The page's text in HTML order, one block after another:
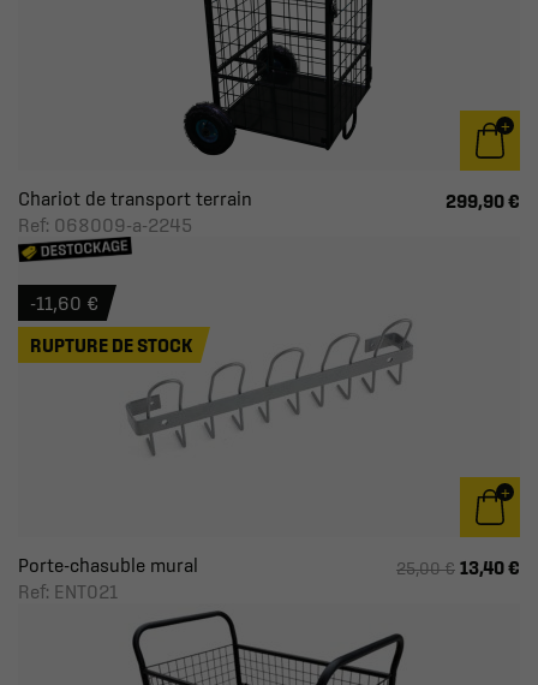
Chariot de transport terrain
Ref: 068009-a-2245
299,90 €
Porte-chasuble mural
Ref: ENT021
25,00 € 13,40 €
-11,60 €
RUPTURE DE STOCK